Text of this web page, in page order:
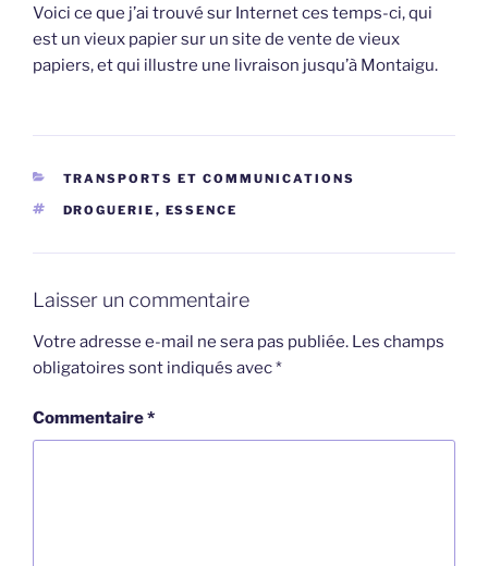
Voici ce que j’ai trouvé sur Internet ces temps-ci, qui
est un vieux papier sur un site de vente de vieux
papiers, et qui illustre une livraison jusqu’à Montaigu.
CATÉGORIES
TRANSPORTS ET COMMUNICATIONS
ÉTIQUETTES
DROGUERIE , ESSENCE
Laisser un commentaire
Votre adresse e-mail ne sera pas publiée. Les champs
obligatoires sont indiqués avec*
Commentaire*